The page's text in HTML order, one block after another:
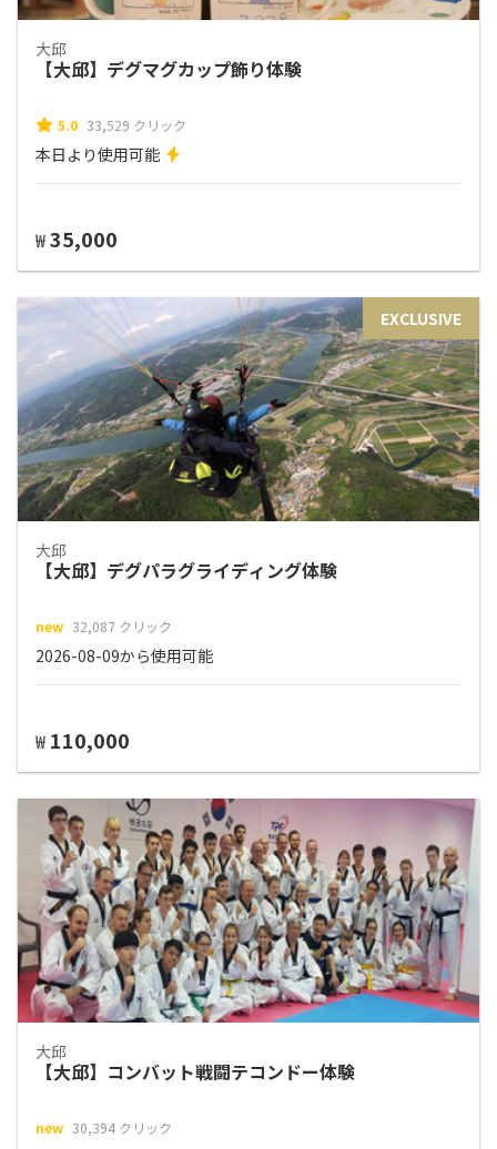
大邱
【大邱】デグマグカップ飾り体験
5.0 33,529 クリック
本日より使用可能
₩35,000
EXCLUSIVE
大邱
【大邱】デグパラグライディング体験
new 32,087 クリック
2026-08-09から使用可能
₩ 110,000
大邱
【大邱】コンバット戦闘テコンドー体験
new 30,394 クリック